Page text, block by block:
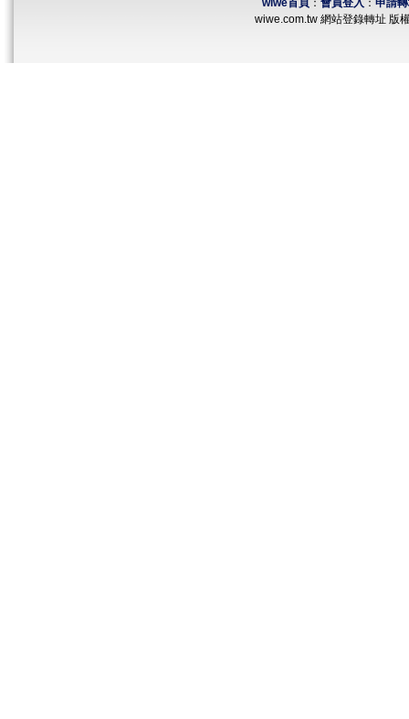
wiwe首頁 ： 會員登入 ： 申請
wiwe.com.tw 網站登錄轉址 版